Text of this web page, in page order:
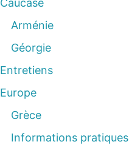
Caucase
Arménie
Géorgie
Entretiens
Europe
Grèce
Informations pratiques